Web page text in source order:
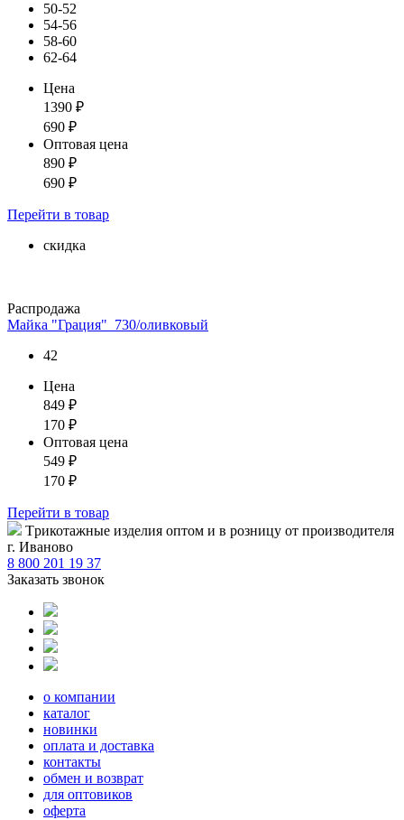
50-52
54-56
58-60
62-64
Цена
1390 ₽
690 ₽
Оптовая цена
890 ₽
690 ₽
Перейти в товар
скидка
Распродажа
Майка "Грация"_730/оливковый
42
Цена
849 ₽
170 ₽
Оптовая цена
549 ₽
170 ₽
Перейти в товар
Tрикотажные изделия оптом и в розницу от производителя
г. Иваново
8 800 201 19 37
Заказать звонок
о компании
каталог
новинки
оплата и доставка
контакты
обмен и возврат
для оптовиков
оферта